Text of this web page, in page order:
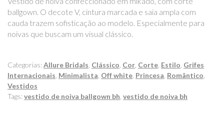
ballgown. O decote V, cintura marcada e saia ampla com
cauda trazem sofisticação ao modelo. Especialmente para
noivas que buscam um visual clássico.
Categorias:Allure Bridals Clássico Cor Corte Estilo Grifes
Internacionais Minimalista Off white Princesa Romântico
Vestidos
Tags:vestido de noiva ballgown bh vestido de noiva bh